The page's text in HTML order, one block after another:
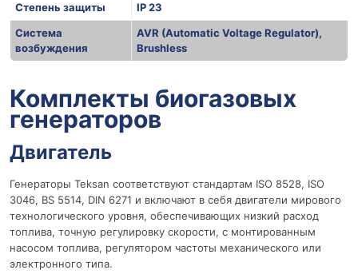
Степень защиты
IP 23
Система
возбуждения
AVR (Automatic Voltage Regulator),
Brushless
Комплекты биогазовых
генераторов
Двигатель
Генераторы Teksan соответствуют стандартам ISO 8528, ISO
3046, BS 5514, DIN 6271 и включают в себя двигатели мирового
технологического уровня, обеспечивающих низкий расход
топлива, точную регулировку скорости, с монтированным
насосом топлива, регулятором частоты механического или
электронного типа.